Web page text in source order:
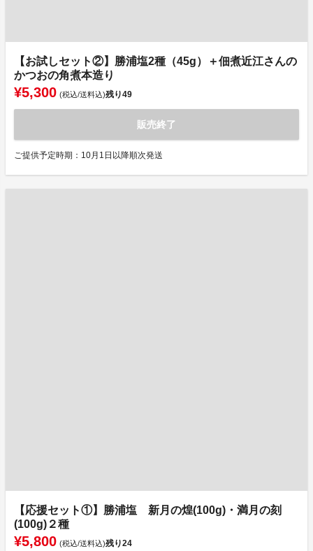
【お試しセット②】勝浦塩2種（45g）＋佃煮近江さんの
かつおの角煮本造り
¥5,300 (税込/送料込)残り49
販売終了
ご提供予定時期：10月1日以降順次発送
【応援セット①】勝浦塩 新月の煌(100g)・満月の刻
(100g)２種
¥5,800 (税込/送料込)残り24